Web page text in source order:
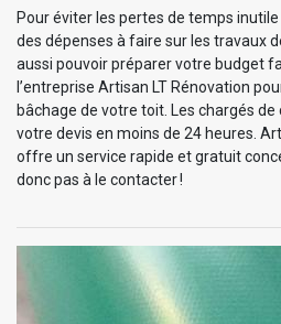
Pour éviter les pertes de temps
des dépenses à faire sur les travaux
aussi pouvoir préparer votre budget
l’entreprise Artisan LT Rénovation
bâchage de votre toit. Les chargés
votre devis en moins de 24 heures.
offre un service rapide et gratuit
donc pas à le contacter !